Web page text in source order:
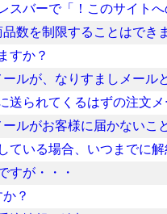
スバーで「！このサイト
数を制限することはでき
すか？
ールが、なりすましメール
送られてくるはずの注文
ールがお客様に届かないこ
ている場合、いつまでに
すが・・・
？